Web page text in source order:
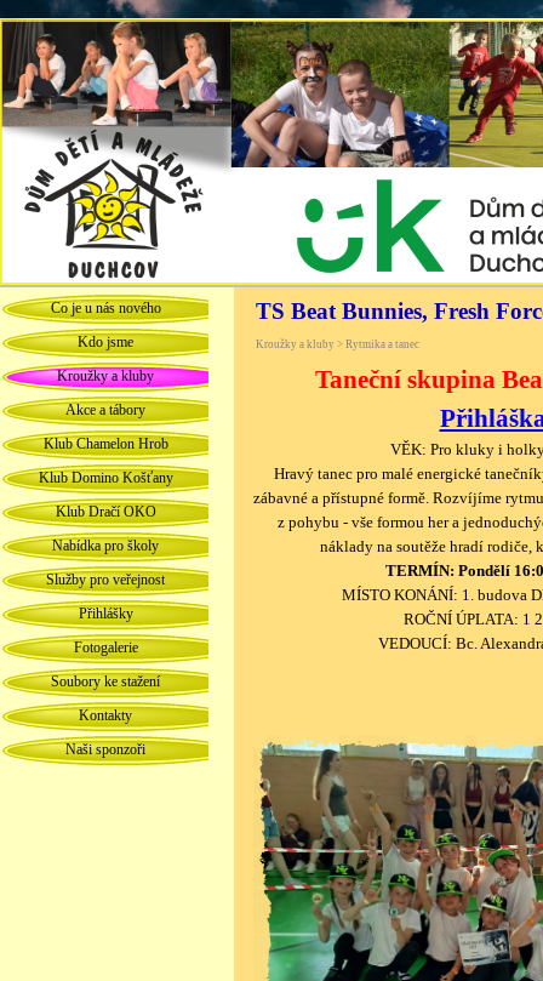
Co je u nás nového
Kdo jsme
Kroužky a kluby
Akce a tábory
Klub Chamelon Hrob
Klub Domino Košťany
Klub Dračí OKO
Nabídka pro školy
Služby pro veřejnost
Přihlášky
Fotogalerie
Soubory ke stažení
Kontakty
Naši sponzoři
TS Beat Bunnies, Fresh
Kroužky a kluby > Rytmika a tanec
Taneční skupina
VĚK: Pro kluky i
Hravý tanec pro malé energické
zábavné a přístupné formě. Rozvíjíme
z pohybu - vše formou her a
náklady na soutěže hradí rodiče,
TERMÍN: Pondělí
MÍSTO KONÁNÍ: 1. budova
ROČNÍ ÚPLATA: 1
VEDOUCÍ: Bc.